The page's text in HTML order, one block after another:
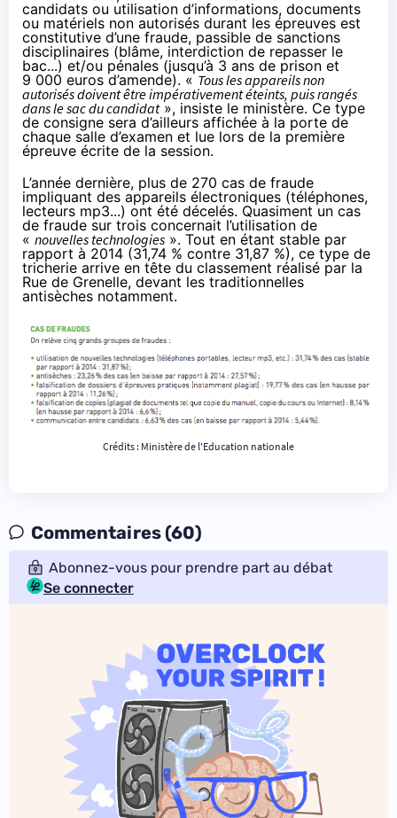
candidats ou utilisation d’informations, documents
ou matériels non autorisés durant les épreuves est
constitutive d’une fraude, passible de sanctions
disciplinaires (blâme, interdiction de repasser le
bac...) et/ou pénales (jusqu’à 3 ans de prison et
9 000 euros d’amende). « Tous les appareils non
autorisés doivent être impérativement éteints, puis rangés
dans le sac du candidat», insiste le ministère. Ce type
de consigne sera d’ailleurs affichée à la porte de
chaque salle d’examen et lue lors de la première
épreuve écrite de la session.
L’année dernière, plus de 270 cas de fraude
impliquant des appareils électroniques (téléphones,
lecteurs mp3...) ont été décelés. Quasiment un cas
de fraude sur trois concernait l’utilisation de
« nouvelles technologies ». Tout en étant stable par
rapport à 2014 (31,74 % contre 31,87 %), ce type de
tricherie arrive en tête du classement réalisé par la
Rue de Grenelle, devant les traditionnelles
antisèches notamment.
Crédits : Ministère de l'Education nationale
Commentaires (60)
Abonnez-vous pour prendre part au débat
Se connecter